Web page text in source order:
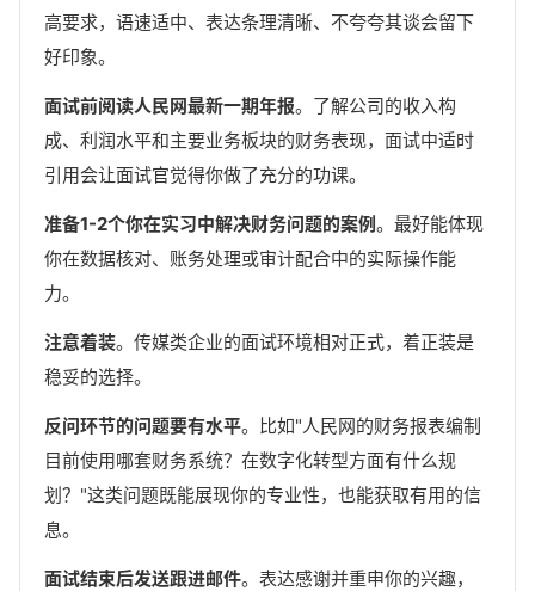
高要求，语速适中、表达条理清晰、不夸夸其谈会留下
好印象。
面试前阅读人民网最新一期年报。了解公司的收入构
成、利润水平和主要业务板块的财务表现，面试中适时
引用会让面试官觉得你做了充分的功课。
准备1-2个你在实习中解决财务问题的案例。最好能体现
你在数据核对、账务处理或审计配合中的实际操作能
力。
注意着装。传媒类企业的面试环境相对正式，着正装是
稳妥的选择。
反问环节的问题要有水平。比如"人民网的财务报表编制
目前使用哪套财务系统？在数字化转型方面有什么规
划？"这类问题既能展现你的专业性，也能获取有用的信
息。
面试结束后发送跟进邮件。表达感谢并重申你的兴趣，